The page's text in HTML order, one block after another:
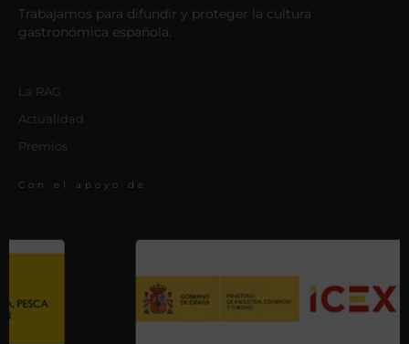
Trabajamos para difundir y proteger la cultura
gastronómica española.
La RAG
Actualidad
Premios
Con el apoyo de: